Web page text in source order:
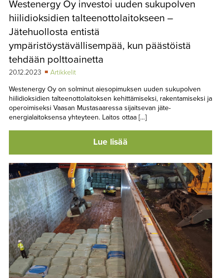
TAPAHTUMAT
YHTEYSTIEDOT
Westenergy Oy investoi uuden sukupolven
hiilidioksidien talteenottolaitokseen –
Jätehuollosta entistä
ympäristöystävällisempää, kun päästöistä
tehdään polttoainetta
20.12.2023
Artikkelit
Westenergy Oy on solminut aiesopimuksen uuden sukupolven
hiilidioksidien talteenottolaitoksen kehittämiseksi, rakentamiseksi ja
operoimiseksi Vaasan Mustasaaressa sijaitsevan jäte-
energialaitoksensa yhteyteen. Laitos ottaa […]
Lue lisää